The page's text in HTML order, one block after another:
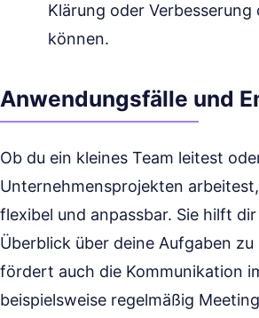
Klärung oder Verbesserung
können.
Anwendungsfälle und
Ob du ein kleines Team leitest
Unternehmensprojekten
flexibel und anpassbar. Sie hilft
Überblick über deine Aufgaben
fördert auch die Kommunikation
beispielsweise regelmäßig